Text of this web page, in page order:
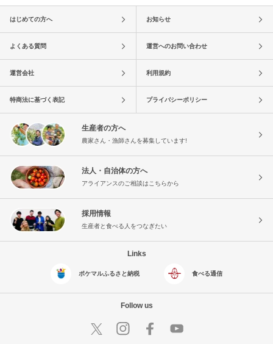
はじめての方へ お知らせ
よくある質問 運営へのお問い合わせ
運営会社 利用規約
特商法に基づく表記 プライバシーポリシー
生産者の方へ
農家さん・漁師さんを募集しています!
法人・自治体の方へ
アライアンスのご相談はこちらから
採用情報
生産者と食べる人をつなぎたい
Links
ポケマルふるさと納税 食べる通信
Follow us